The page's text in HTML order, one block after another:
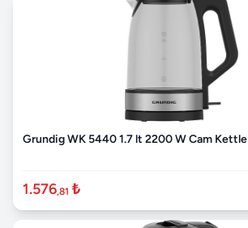
Grundig WK 5440 1.7 lt 2200 W Cam Kettle
1.576,81 ₺